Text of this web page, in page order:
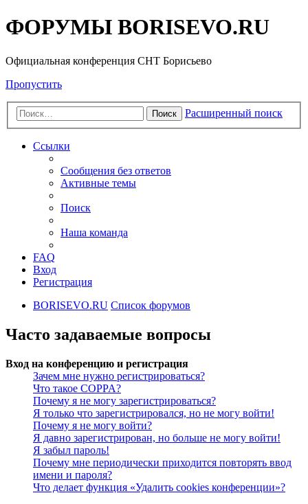
ФОРУМЫ BORISEVO.RU
Официальная конференция СНТ Борисьево
Пропустить
Поиск Расширенный поиск
Ссылки
Сообщения без ответов
Активные темы
Поиск
Наша команда
FAQ
Вход
Регистрация
BORISEVO.RU Список форумов
Часто задаваемые вопросы
Вход на конференцию и регистрация
Зачем мне нужно регистрироваться?
Что такое COPPA?
Почему я не могу зарегистрироваться?
Я только что зарегистрировался, но не могу войти!
Почему я не могу войти?
Я давно зарегистрирован, но больше не могу войти!
Я забыл пароль!
Почему мне периодически приходится повторять ввод
имени и пароля?
Что делает функция «Удалить cookies конференции»?